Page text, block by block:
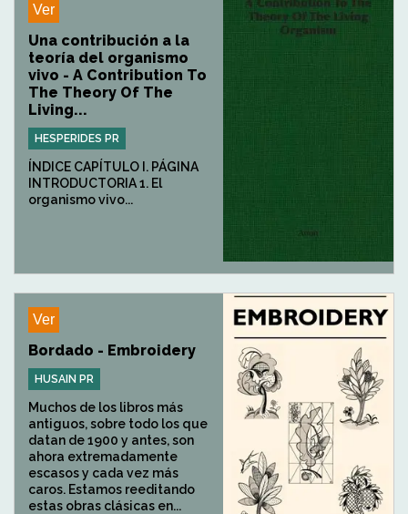
Ver
Una contribución a la
teoría del organismo
vivo - A Contribution To
The Theory Of The
Living...
HESPERIDES PR
ÍNDICE CAPÍTULO I. PÁGINA
INTRODUCTORIA 1. El
organismo vivo...
Ver
Bordado - Embroidery
HUSAIN PR
Muchos de los libros más
antiguos, sobre todo los que
datan de 1900 y antes, son
ahora extremadamente
escasos y cada vez más
caros. Estamos reeditando
estas obras clásicas en...